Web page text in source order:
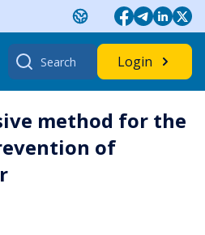
Search
for:
Login
method for the
of